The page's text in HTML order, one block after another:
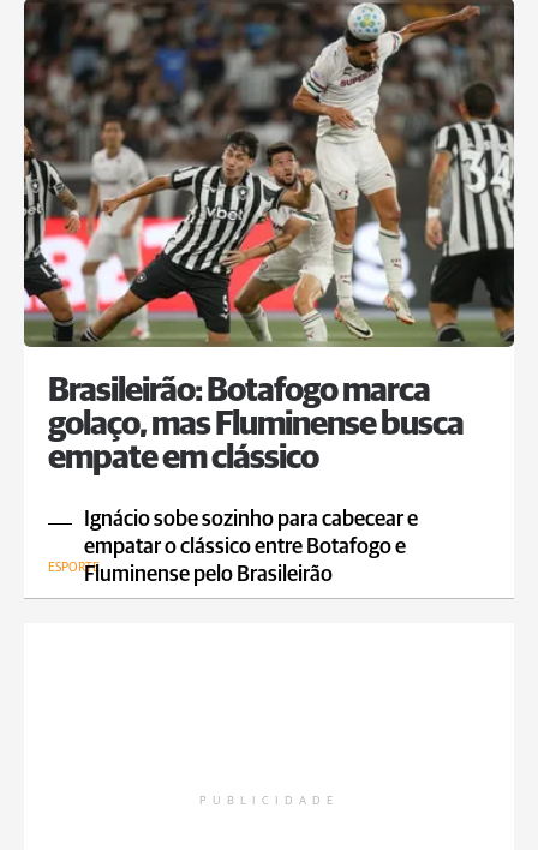
Brasileirão: Botafogo marca
golaço, mas Fluminense busca
empate em clássico
Ignácio sobe sozinho para cabecear e
empatar o clássico entre Botafogo e
Fluminense pelo Brasileirão
ESPORTE
PUBLICIDADE